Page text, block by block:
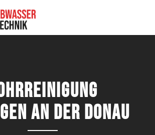
an der Donau